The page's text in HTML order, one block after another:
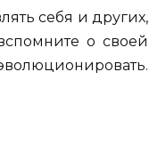
себя и других,
о своей